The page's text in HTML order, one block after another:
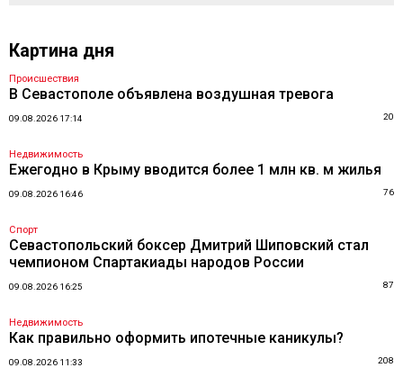
Картина дня
Происшествия
В Севастополе объявлена воздушная тревога
09.08.2026 17:14 20
Недвижимость
Ежегодно в Крыму вводится более 1 млн кв. м жилья
09.08.2026 16:46 76
Спорт
Севастопольский боксер Дмитрий Шиповский стал
чемпионом Спартакиады народов России
09.08.2026 16:25 87
Недвижимость
Как правильно оформить ипотечные каникулы?
09.08.2026 11:33 208